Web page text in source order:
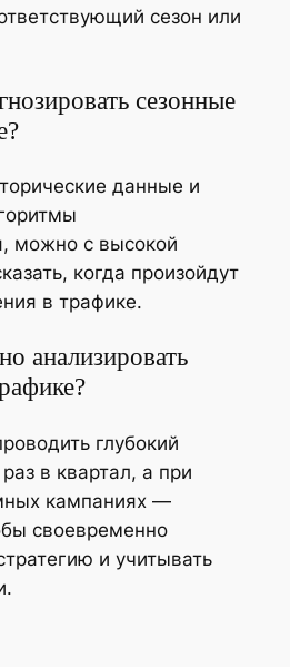
сезон или
сезонные
данные и
можно с высокой
когда произойдут
в трафике.
анализировать
глубокий
в квартал, а при
кампаниях —
своевременно
и учитывать